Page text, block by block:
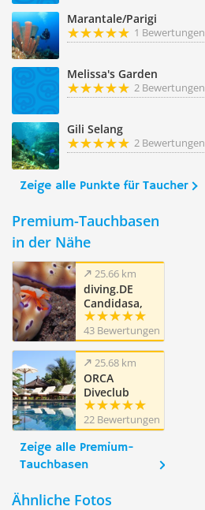
Marantale/Parigi
1 Bewertungen
Melissa's Garden
2 Bewertungen
Gili Selang
2 Bewertungen
Zeige alle Punkte für Taucher
Premium-Tauchbasen
in der Nähe
25.66 km
diving.DE
Candidasa,
Candi Beach,
Bali
43 Bewertungen
25.68 km
ORCA
Diveclub
Candidasa,
Bali
22 Bewertungen
Zeige alle Premium-
Tauchbasen
Ähnliche Fotos